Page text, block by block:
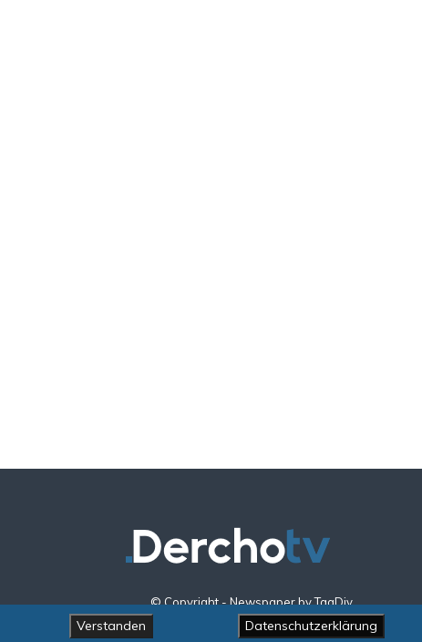
© Copyright - Newspaper by TagDiv
Verstanden Datenschutzerklärung